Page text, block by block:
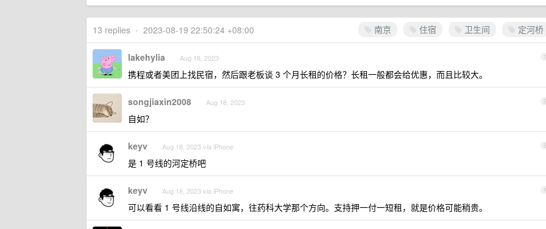
南京 住宿 卫生间 定河桥
13 replies • 2023-08-19 22:50:24 +08:00
1
lakehylia Aug 18, 2023
携程或者美团上找民宿，然后跟老板谈 3 个月长租的价格？长租一般都会给优惠，而且比较大。
2
songjiaxin2008 Aug 18, 2023
自如？
3
keyv Aug 18, 2023 via iPhone
是 1 号线的河定桥吧
4
keyv Aug 18, 2023 via iPhone
可以看看 1 号线沿线的自如寓，往药科大学那个方向。支持押一付一短租，就是价格可能稍贵。